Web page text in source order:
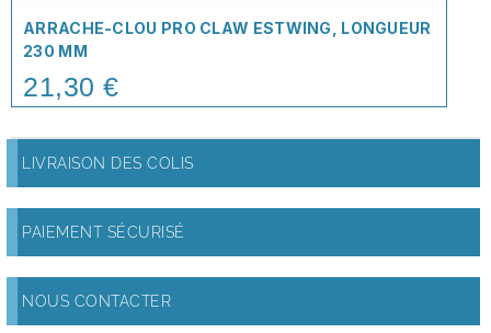
ARRACHE-CLOU PRO CLAW ESTWING, LONGUEUR
230 MM
Price
21,30 €
LIVRAISON DES COLIS
PAIEMENT SÉCURISÉ
NOUS CONTACTER